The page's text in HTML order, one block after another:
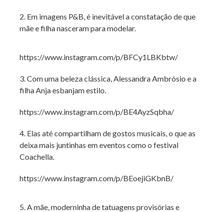
2. Em imagens P&B, é inevitável a constatação de que
mãe e filha nasceram para modelar.
https://www.instagram.com/p/BFCy1LBKbtw/
3. Com uma beleza clássica, Alessandra Ambrósio e a
filha Anja esbanjam estilo.
https://www.instagram.com/p/BE4AyzSqbha/
4. Elas até compartilham de gostos musicais, o que as
deixa mais juntinhas em eventos como o festival
Coachella.
https://www.instagram.com/p/BEoejiGKbnB/
5. A mãe, moderninha de tatuagens provisórias e